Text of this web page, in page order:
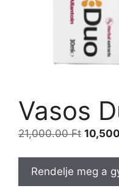
Vasos
21,000.00Ft
Rendelje meg a